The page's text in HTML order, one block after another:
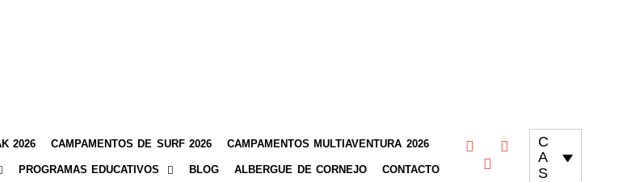
2026 CAMPAMENTOS DE SURF 2026 CAMPAMENTOS MULTIAVENTURA 2026
PROGRAMAS EDUCATIVOS BLOG ALBERGUE DE CORNEJO CONTACTO
C
A
S